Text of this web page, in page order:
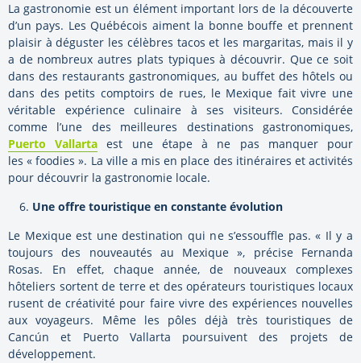
La gastronomie est un élément important lors de la découverte
d’un pays. Les Québécois aiment la bonne bouffe et prennent
plaisir à déguster les célèbres tacos et les margaritas, mais il y
a de nombreux autres plats typiques à découvrir. Que ce soit
dans des restaurants gastronomiques, au buffet des hôtels ou
dans des petits comptoirs de rues, le Mexique fait vivre une
véritable expérience culinaire à ses visiteurs. Considérée
comme l’une des meilleures destinations gastronomiques,
Puerto Vallarta
est une étape à ne pas manquer pour
les « foodies ». La ville a mis en place des itinéraires et activités
pour découvrir la gastronomie locale.
Une offre touristique en constante évolution
Le Mexique est une destination qui ne s’essouffle pas. « Il y a
toujours des nouveautés au Mexique », précise Fernanda
Rosas. En effet, chaque année, de nouveaux complexes
hôteliers sortent de terre et des opérateurs touristiques locaux
rusent de créativité pour faire vivre des expériences nouvelles
aux voyageurs. Même les pôles déjà très touristiques de
Cancún et Puerto Vallarta poursuivent des projets de
développement.